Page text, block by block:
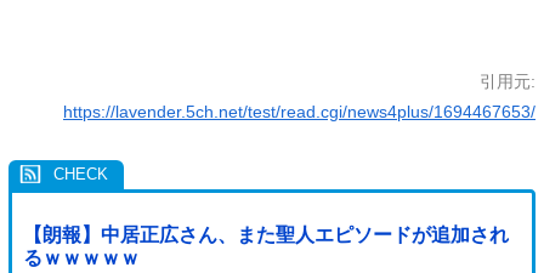
引用元:
https://lavender.5ch.net/test/read.cgi/news4plus/1694467653/
【朗報】中居正広さん、また聖人エピソードが追加され
るｗｗｗｗｗ